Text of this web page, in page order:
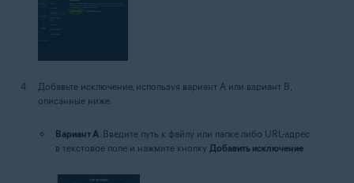
Добавьте исключение, используя вариант A или вариант B,
описанные ниже.
Вариант A. Введите путь к файлу или папке либо URL-адрес
в текстовое поле и нажмите кнопку Добавить исключение.